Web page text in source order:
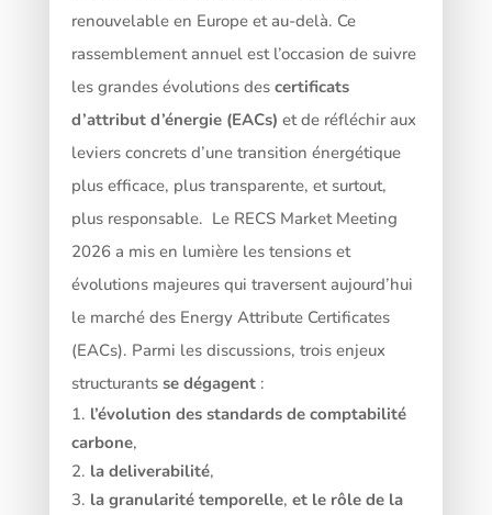
renouvelable en Europe et au-delà. Ce
rassemblement annuel est l’occasion de suivre
les grandes évolutions des certificats
d’attribut d’énergie(EACs) et de réfléchir aux
leviers concrets d’une transition énergétique
plus efficace, plus transparente, et surtout,
plus responsable. Le RECS Market Meeting
2026 a mis en lumière les tensions et
évolutions majeures qui traversent aujourd’hui
le marché des Energy Attribute Certificates
(EACs). Parmi les discussions, trois enjeux
structurants se dégagent:
l’évolution des standards de comptabilité
carbone,
la deliverabilité,
la granularité temporelle, et le rôle de la